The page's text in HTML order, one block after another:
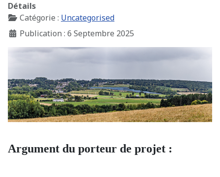
Détails
Catégorie : Uncategorised
Publication : 6 Septembre 2025
Argument du porteur de projet :